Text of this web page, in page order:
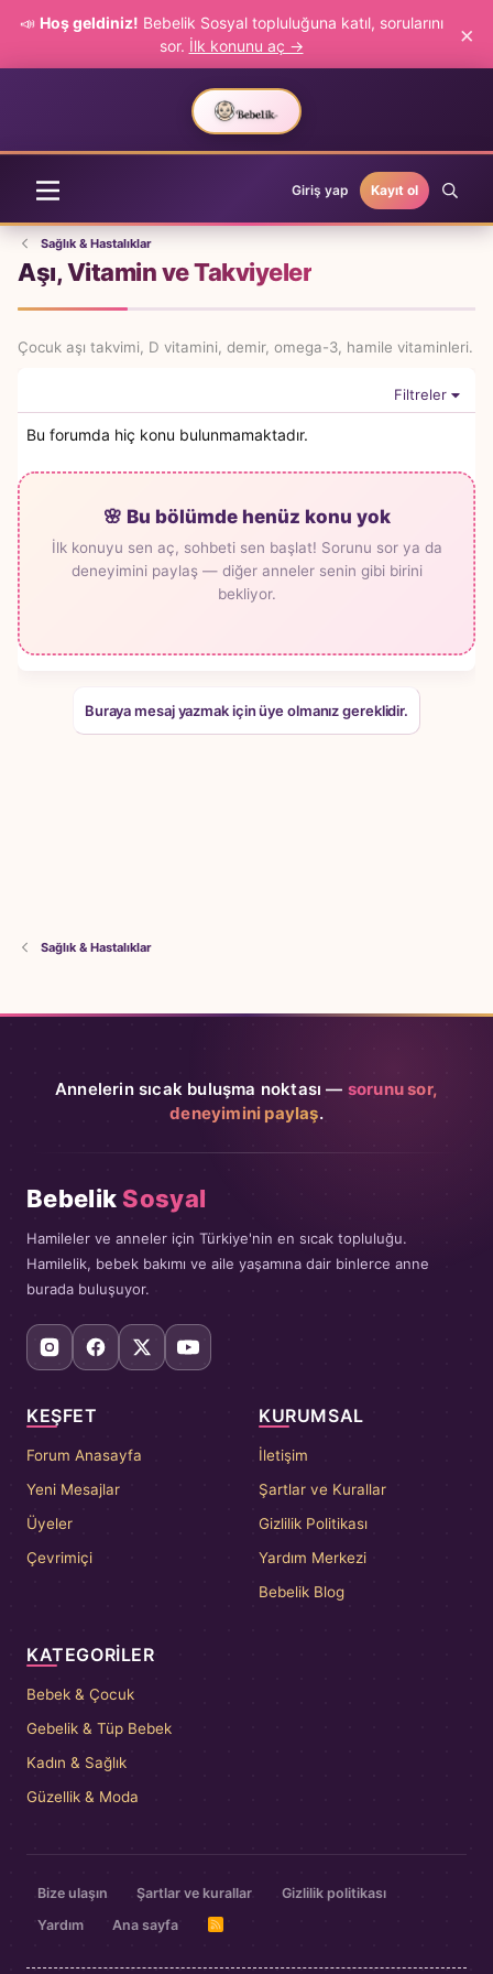
📣 Hoş geldiniz! Bebelik Sosyal topluluğuna katıl, sorularını
sor. İlk konunu aç → ×
Giriş yap Kayıt ol
Sağlık & Hastalıklar
Aşı, Vitamin ve Takviyeler
Çocuk aşı takvimi, D vitamini, demir, omega-3, hamile vitaminleri.
Filtreler
Bu forumda hiç konu bulunmamaktadır.
🌸 Bu bölümde henüz konu yok
İlk konuyu sen aç, sohbeti sen başlat! Sorunu sor ya da
deneyimini paylaş — diğer anneler senin gibi birini
bekliyor.
Buraya mesaj yazmak için üye olmanız gereklidir.
Sağlık & Hastalıklar
Annelerin sıcak buluşma noktası — sorunu sor,
deneyimini paylaş.
Bebelik Sosyal
Hamileler ve anneler için Türkiye'nin en sıcak topluluğu.
Hamilelik, bebek bakımı ve aile yaşamına dair binlerce anne
burada buluşuyor.
KEŞFET
Forum Anasayfa
Yeni Mesajlar
Üyeler
Çevrimiçi
KURUMSAL
İletişim
Şartlar ve Kurallar
Gizlilik Politikası
Yardım Merkezi
Bebelik Blog
KATEGORILER
Bebek & Çocuk
Gebelik & Tüp Bebek
Kadın & Sağlık
Güzellik & Moda
Bize ulaşın Şartlar ve kurallar
Gizlilik politikası
Yardım
Ana sayfa
R